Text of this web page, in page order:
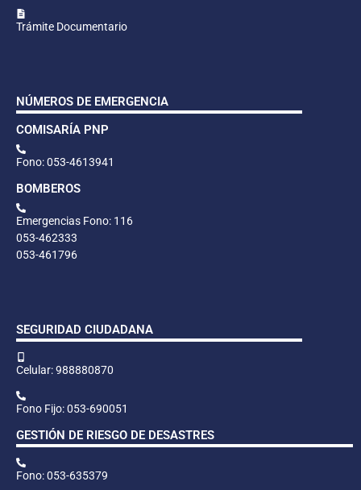
Trámite Documentario
NÚMEROS DE EMERGENCIA
COMISARÍA PNP
Fono: 053-4613941
BOMBEROS
Emergencias Fono: 116
053-462333
053-461796
SEGURIDAD CIUDADANA
Celular: 988880870
Fono Fijo: 053-690051
GESTIÓN DE RIESGO DE DESASTRES
Fono: 053-635379